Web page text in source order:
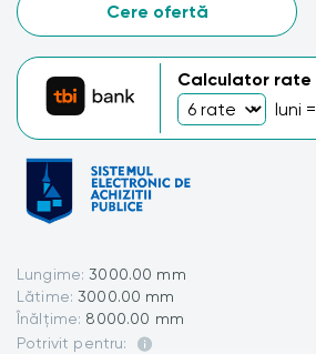
Cere ofertă
Calculator rate
luni =
Lungime: 3000.00 mm
Lătime: 3000.00 mm
Înălțime: 8000.00 mm
Potrivit pentru: